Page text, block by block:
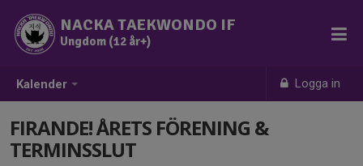
Kalender Logga in
NACKA TAEKWONDO IF
Ungdom (12 år+)
FIRANDE! ÅRETS FÖRENING &
TERMINSSLUT